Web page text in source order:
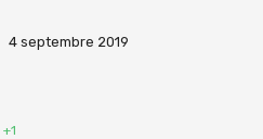
4 septembre 2019
+1